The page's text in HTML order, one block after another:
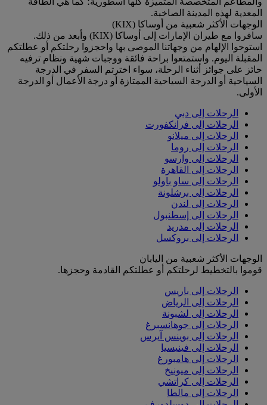
المعدية لهذه المدينة الصاخبة.
الوجهات الأكثر شعبية من أوساكا (KIX)
سافروا مع طيران الإمارات إلى أوساكا (KIX) وأبعد من ذلك.
استوحوا الإلهام من وجهاتنا الموصى بها واحجزوا رحلتكم أو عطلتكم
المقبلة اليوم. واستمتعوا براحة فائقة ووجبات شهية ونظام ترفيه
حائز على جوائز أثناء الرحلة، سواء اخترتم السفر في الدرجة
السياحية أو الدرجة السياحية الممتازة أو درجة الأعمال أو الدرجة
الأولى.
الرحلات إلى دبي
الرحلات إلى فرانكفورت
الرحلات إلى ميلانو
الرحلات إلى روما
الرحلات إلى وارسو
الرحلات إلى القاهرة
الرحلات إلى ساو باولو
الرحلات إلى برشلونة
الرحلات إلى لندن
الرحلات إلى إسطنبول
الرحلات إلى مدريد
الرحلات إلى بروكسل
الوجهات الأكثر شعبية من اليابان
قوموا بالتخطيط لرحلتكم أو عطلتكم القادمة وحجزها.
الرحلات إلى باريس
الرحلات إلى الرياض
الرحلات إلى لشبونة
الرحلات إلى جوهانسبرغ
الرحلات إلى بوينس آيرس
الرحلات إلى فينيسيا
الرحلات إلى هامبورغ
الرحلات إلى ميونيخ
الرحلات إلى كراتشي
الرحلات إلى مالطا